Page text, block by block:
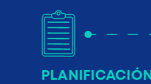
PLANIFICACIÓN